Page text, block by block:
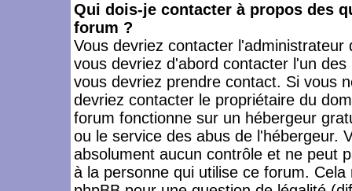
Qui dois-je contacter à propos des
forum ?
Vous devriez contacter
vous devriez d'abord contacter l'un
vous devriez prendre contact. Si vous
devriez contacter le propriétaire du
forum fonctionne sur un hébergeur
ou le service des abus de l'hébergeur.
absolument aucun contrôle et ne peut
à la personne qui utilise ce forum.